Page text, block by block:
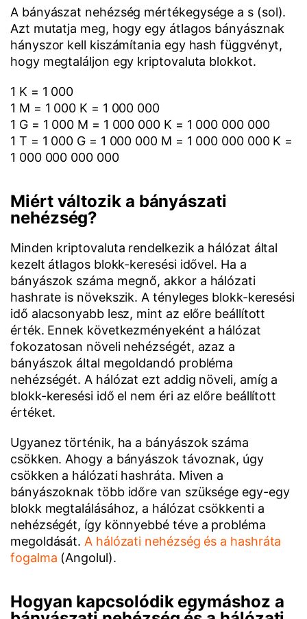
A bányászat nehézség mértékegysége a s (sol).
Azt mutatja meg, hogy egy átlagos bányásznak
hányszor kell kiszámítania egy hash függvényt,
hogy megtaláljon egy kriptovaluta blokkot.
1 K = 1 000
1 M = 1 000 K = 1 000 000
1 G = 1 000 M = 1 000 000 K = 1 000 000 000
1 T = 1 000 G = 1 000 000 M = 1 000 000 000 K =
1 000 000 000 000
Miért változik a bányászati
nehézség?
Minden kriptovaluta rendelkezik a hálózat által
kezelt átlagos blokk-keresési idővel. Ha a
bányászok száma megnő, akkor a hálózati
hashrate is növekszik. A tényleges blokk-keresési
idő alacsonyabb lesz, mint az előre beállított
érték. Ennek következményeként a hálózat
fokozatosan növeli nehézségét, azaz a
bányászok által megoldandó probléma
nehézségét. A hálózat ezt addig növeli, amíg a
blokk-keresési idő el nem éri az előre beállított
értéket.
Ugyanez történik, ha a bányászok száma
csökken. Ahogy a bányászok távoznak, úgy
csökken a hálózati hashráta. Miven a
bányászoknak több időre van szüksége egy-egy
blokk megtalálásához, a hálózat csökkenti a
nehézségét, így könnyebbé téve a probléma
megoldását. A hálózati nehézség és a hashráta
fogalma (Angolul).
Hogyan kapcsolódik egymáshoz a